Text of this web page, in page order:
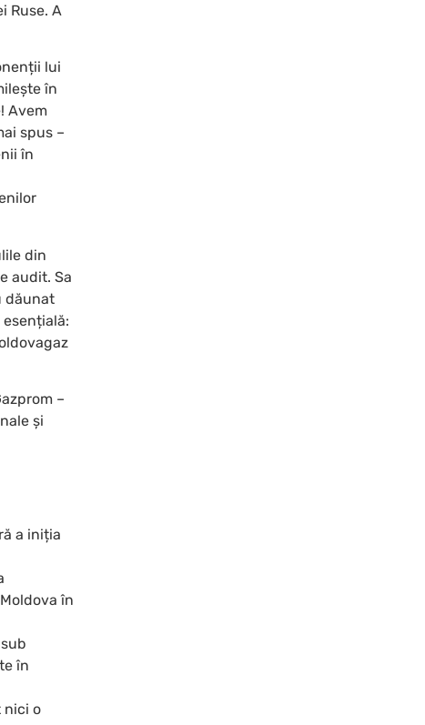
Ruse. A
lui
în
Avem
spus –
în
din
audit. Sa
dăunat
–
și
a iniția
în
în
nici o